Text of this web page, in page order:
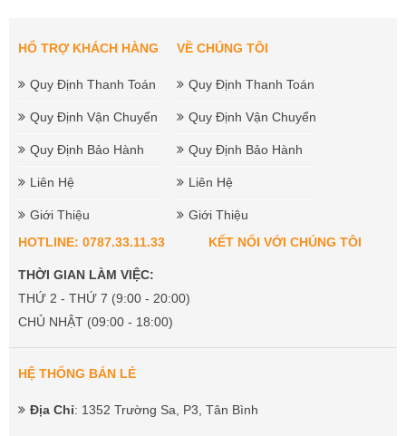
HỔ TRỢ KHÁCH HÀNG
Quy Định Thanh Toán
Quy Định Vận Chuyển
Quy Định Bảo Hành
Liên Hệ
Giới Thiệu
VỀ CHÚNG TÔI
Quy Định Thanh Toán
Quy Định Vận Chuyển
Quy Định Bảo Hành
Liên Hệ
Giới Thiệu
HOTLINE: 0787.33.11.33
THỜI GIAN LÀM VIỆC:
THỨ 2 - THỨ 7 (9:00 - 20:00)
CHỦ NHẬT (09:00 - 18:00)
KẾT NỐI VỚI CHÚNG TÔI
HỆ THỐNG BÁN LẺ
Địa Chỉ: 1352 Trường Sa, P3, Tân Bình